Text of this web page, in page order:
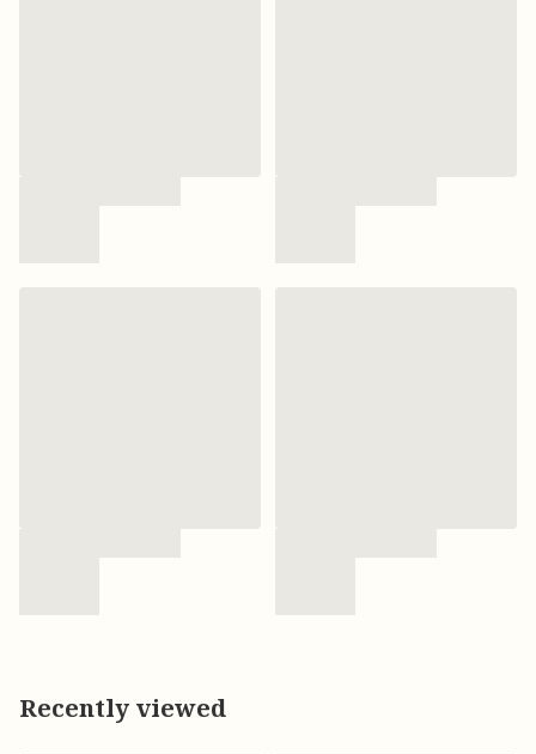
Recently viewed